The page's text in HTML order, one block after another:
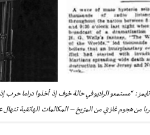
“مستمعو الراديو في حالة خوف إذ أخذوا دراما حرب
من هجوم غازيّ من المرّيخ – المكالمات الهاتفية تنهال